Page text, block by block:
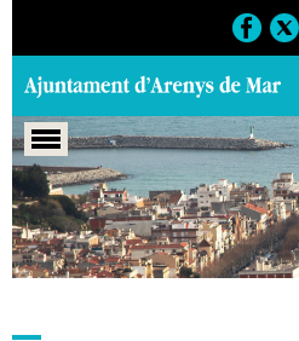
Portada > Regidories > Cultura >
Fita > Agenda > 03-03-2023